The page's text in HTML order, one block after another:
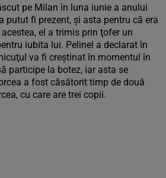
pe Milan în luna iunie a anului
putut fi prezent, şi asta pentru că era
el a trimis prin ţofer un
iubita lui. Pelinel a declarat în
va fi creştinat în momentul în
participe la botez, iar asta se
a fost căsătorit timp de două
cu care are trei copii.